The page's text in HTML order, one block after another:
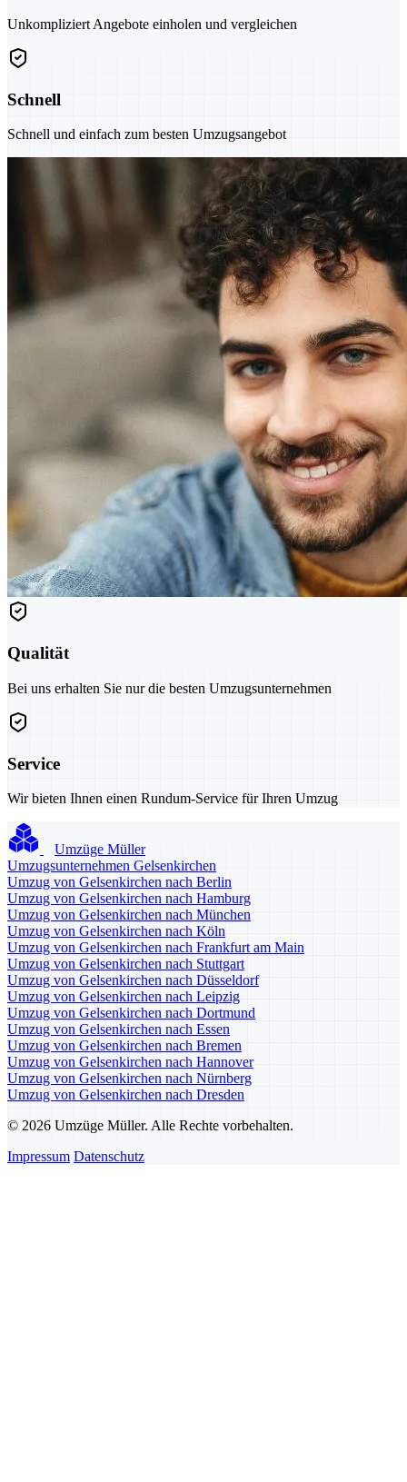
Unkompliziert Angebote einholen und vergleichen
Schnell
Schnell und einfach zum besten Umzugsangebot
Qualität
Bei uns erhalten Sie nur die besten Umzugsunternehmen
Service
Wir bieten Ihnen einen Rundum-Service für Ihren Umzug
Umzüge Müller
Umzugsunternehmen Gelsenkirchen
Umzug von Gelsenkirchen nach Berlin
Umzug von Gelsenkirchen nach Hamburg
Umzug von Gelsenkirchen nach München
Umzug von Gelsenkirchen nach Köln
Umzug von Gelsenkirchen nach Frankfurt am Main
Umzug von Gelsenkirchen nach Stuttgart
Umzug von Gelsenkirchen nach Düsseldorf
Umzug von Gelsenkirchen nach Leipzig
Umzug von Gelsenkirchen nach Dortmund
Umzug von Gelsenkirchen nach Essen
Umzug von Gelsenkirchen nach Bremen
Umzug von Gelsenkirchen nach Hannover
Umzug von Gelsenkirchen nach Nürnberg
Umzug von Gelsenkirchen nach Dresden
© 2026 Umzüge Müller. Alle Rechte vorbehalten.
Impressum Datenschutz